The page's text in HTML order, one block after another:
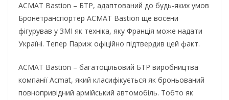
ACMAT Bastion – БТР, адаптований до будь-яких умов
Бронетранспортер ACMAT Bastion ще восени
фігурував у ЗМІ як техніка, яку Франція може надати
Україні. Тепер Париж офіційно підтвердив цей факт.
ACMAT Bastion – багатоцільовий БТР виробництва
компанії Acmat, який класифікується як броньований
повнопривідний армійський автомобіль. Тобто як